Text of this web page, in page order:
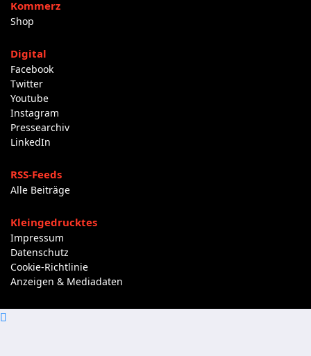
Kommerz
Shop
Digital
Facebook
Twitter
Youtube
Instagram
Pressearchiv
LinkedIn
RSS-Feeds
Alle Beiträge
Kleingedrucktes
Impressum
Datenschutz
Cookie-Richtlinie
Anzeigen & Mediadaten